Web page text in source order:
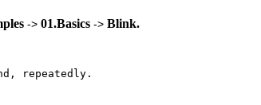
-> 01.Basics -> Blink.
repeatedly.